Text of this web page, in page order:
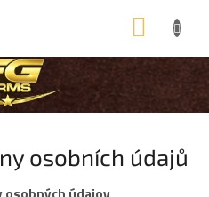
KOŠÍK
osobních údajů